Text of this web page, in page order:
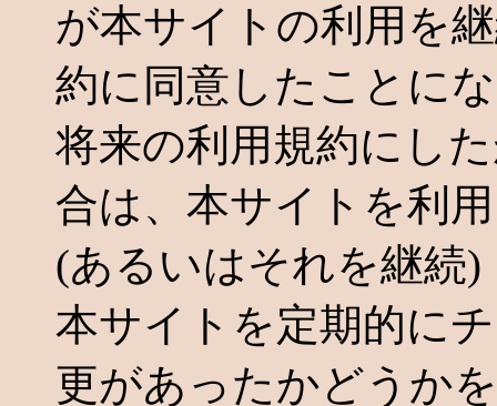
が本サイトの利用を
約に同意したことに
将来の利用規約にし
合は、本サイトを利
(あるいはそれを継続
本サイトを定期的に
更があったかどうか